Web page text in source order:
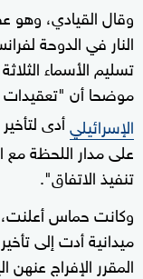
وقال القيادي،
النار في الدوحة
تسليم الأسماء
موضحا أن "تعقيدات
الإسرائيليأدى
على مدار اللحظة
تنفيذ الاتفاق".
وكانت حماس
ميدانية أدت إلى
المقرر الإفراج عنهن